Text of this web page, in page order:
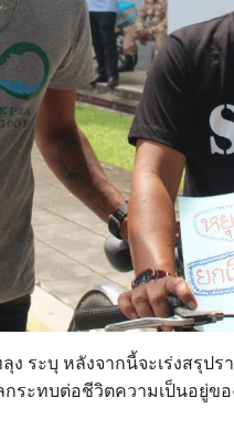
ระบุ หลังจากนี้จะเร่งสรุป
ระทบต่อชีวิตความเป็นอยู่ข